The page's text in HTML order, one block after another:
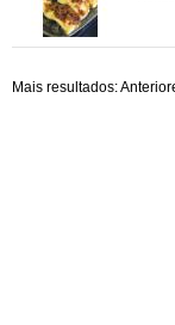
Mais resultados: